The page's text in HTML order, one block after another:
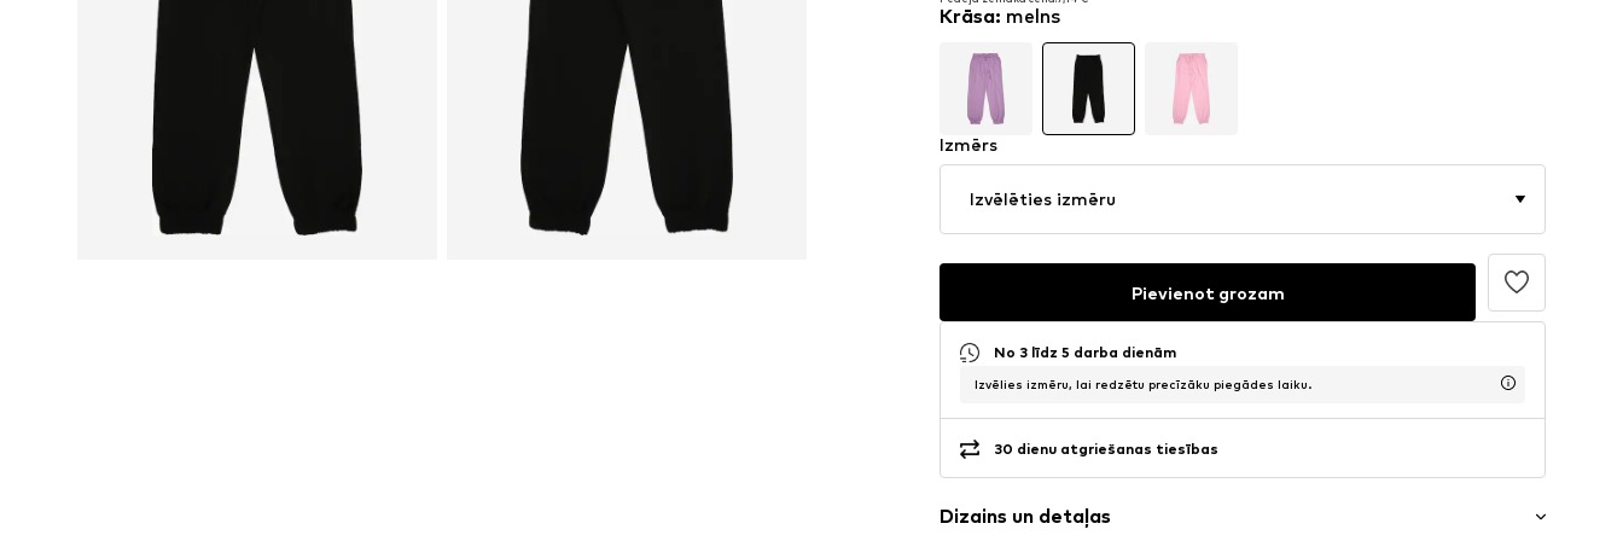
Pēdējā zemākā cena:7,14 €
Krāsa: melns
Izmērs
Izvēlēties izmēru
Pievienot grozam
No 3 līdz 5 darba dienām
Izvēlies izmēru, lai redzētu precīzāku piegādes laiku.
30 dienu atgriešanas tiesības
Dizains un detaļas